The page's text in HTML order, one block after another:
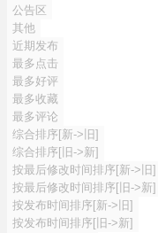
公告区
其他
近期发布
最多点击
最多好评
最多收藏
最多评论
综合排序[新->旧]
综合排序[旧->新]
按最后修改时间排序[新->旧]
按最后修改时间排序[旧->新]
按发布时间排序[新->旧]
按发布时间排序[旧->新]